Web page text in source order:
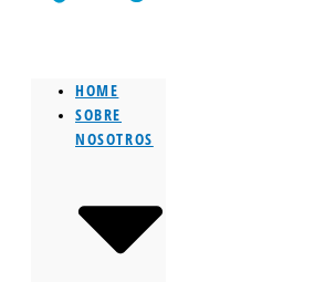
HOME
SOBRE
NOSOTROS